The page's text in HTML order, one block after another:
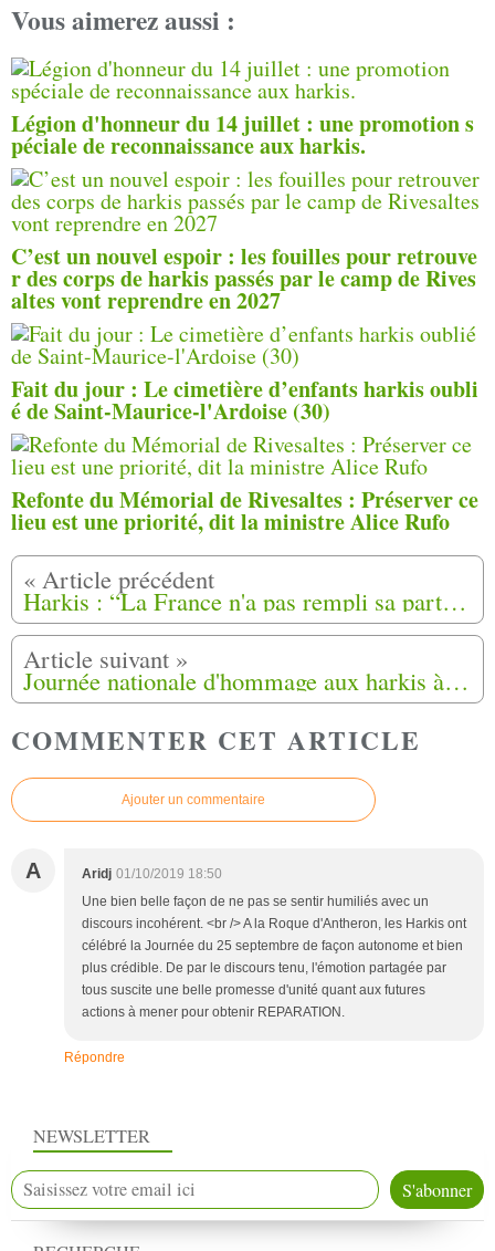
Vous aimerez aussi :
Légion d'honneur du 14 juillet : une promotion s
péciale de reconnaissance aux harkis.
C’est un nouvel espoir : les fouilles pour retrouve
r des corps de harkis passés par le camp de Rives
altes vont reprendre en 2027
Fait du jour : Le cimetière d’enfants harkis oubli
é de Saint-Maurice-l'Ardoise (30)
Refonte du Mémorial de Rivesaltes : Préserver ce
lieu est une priorité, dit la ministre Alice Rufo
Harkis : “La France n'a pas rempli sa part du contrat” rappelle le maire de Volvic (Puy-de-Dôme)
Journée nationale d'hommage aux harkis à Sophia Antipolis à Valbonne (06)
COMMENTER CET ARTICLE
Ajouter un commentaire
A Aridj 01/10/2019 18:50
Une bien belle façon de ne pas se sentir humiliés avec un
discours incohérent. <br /> A la Roque d'Antheron, les Harkis ont
célébré la Journée du 25 septembre de façon autonome et bien
plus crédible. De par le discours tenu, l'émotion partagée par
tous suscite une belle promesse d'unité quant aux futures
actions à mener pour obtenir REPARATION.
Répondre
NEWSLETTER